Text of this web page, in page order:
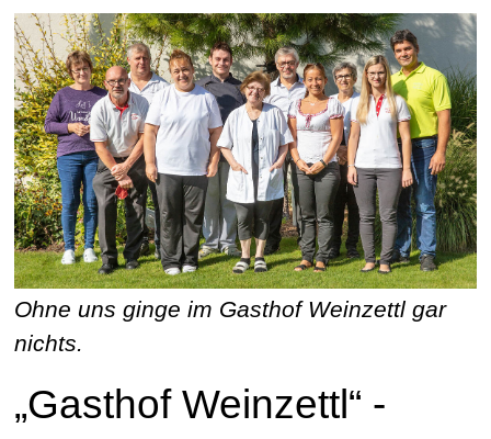
Ohne uns ginge im Gasthof Weinzettl gar
nichts.
„Gasthof Weinzettl“ -